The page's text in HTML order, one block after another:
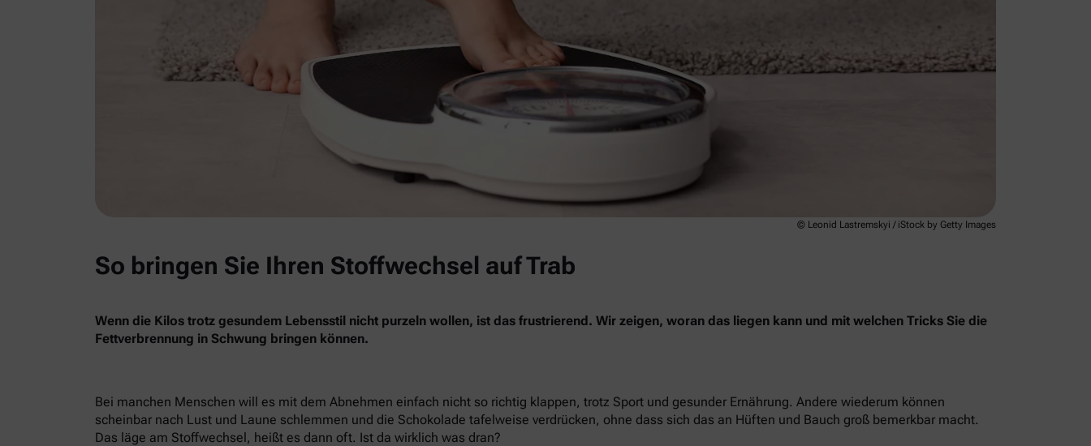
© Leonid Lastremskyi / iStock by Getty Images
So bringen Sie Ihren Stoffwechsel auf Trab
Wenn die Kilos trotz gesundem Lebensstil nicht purzeln wollen, ist das frustrierend. Wir zeigen, woran das liegen kann und mit welchen Tricks Sie die
Fettverbrennung in Schwung bringen können.
Bei manchen Menschen will es mit dem Abnehmen einfach nicht so richtig klappen, trotz Sport und gesunder Ernährung. Andere wiederum können
scheinbar nach Lust und Laune schlemmen und die Schokolade tafelweise verdrücken, ohne dass sich das an Hüften und Bauch groß bemerkbar macht.
Das läge am Stoffwechsel, heißt es dann oft. Ist da wirklich was dran?